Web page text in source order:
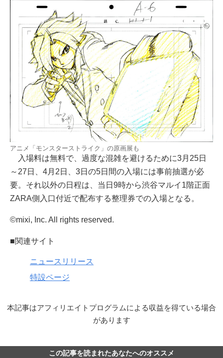
アニメ「モンスターストライク」の原画展も
入場料は無料で、過度な混雑を避けるために3月25日
～27日、4月2日、3日の5日間の入場には事前抽選が必
要。それ以外の日程は、当日9時から渋谷マルイ1階正面
ZARA側入口付近で配布する整理券での入場となる。
©mixi, Inc. All rights reserved.
■関連サイト
ニュースリリース
特設ページ
本記事はアフィリエイトプログラムによる収益を得ている場合
があります
この記事を読まれたあなたへのオススメ